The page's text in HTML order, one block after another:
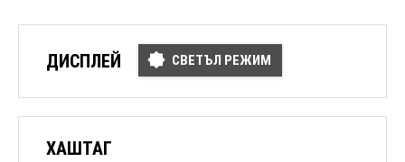
ДИСПЛЕЙ СВЕТЪЛ РЕЖИМ
ХАШТАГ